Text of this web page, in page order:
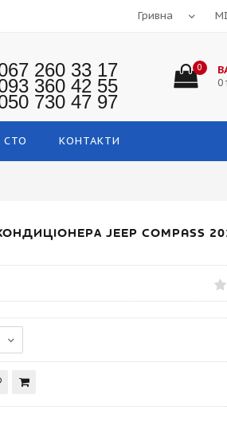
260 33 17
360 42 55
730 47 97
0
0
СТО КОНТАКТИ
JEEP COMPASS